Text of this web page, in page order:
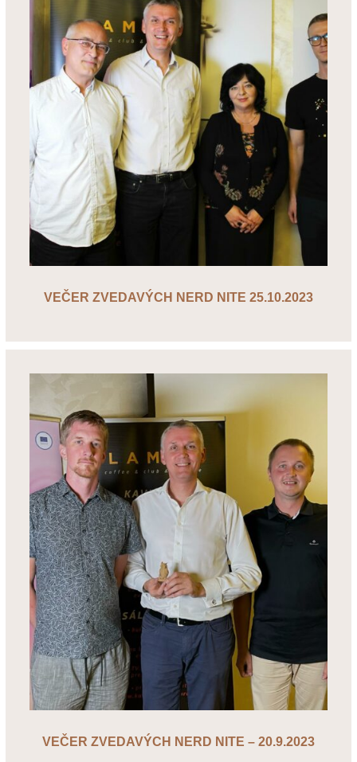
VEČER ZVEDAVÝCH NERD NITE 25.10.2023
VEČER ZVEDAVÝCH NERD NITE – 20.9.2023